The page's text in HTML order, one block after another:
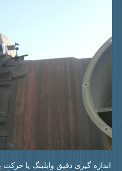
گیری دقیق وابلینگ یا حرکت